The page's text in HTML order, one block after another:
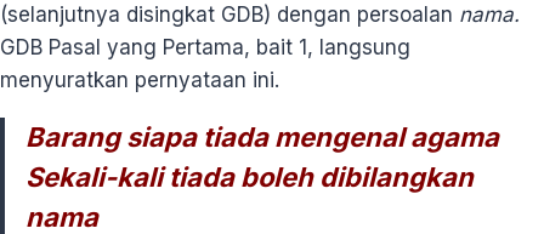
(selanjutnya disingkat GDB) dengan persoalan nama.
GDB Pasal yang Pertama, bait 1, langsung
menyuratkan pernyataan ini.
Barang siapa tiada mengenal agama
Sekali-kali tiada boleh dibilangkan
nama